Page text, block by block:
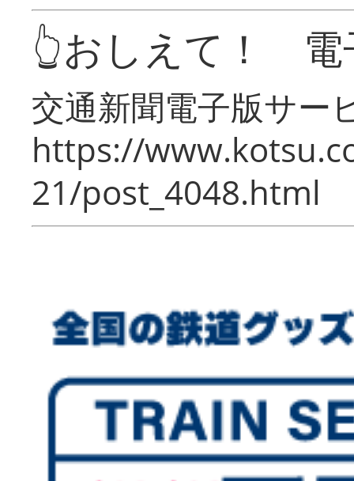
👆おしえて！ 電
交通新聞電子版サー
https://
21/post_4048.html